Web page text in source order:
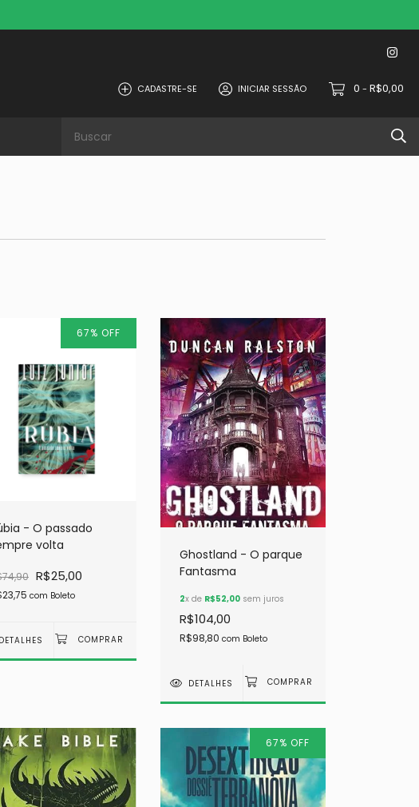
CADASTRE-SE INICIAR SESSÃO 0 - R$0,00
67% OFF
- O passado
volta
R$25,00
com Boleto
DETALHES
Ghostland - O parque
Fantasma
2x de R$52,00sem juros
R$104,00
R$98,80 com Boleto
DETALHES
67% OFF